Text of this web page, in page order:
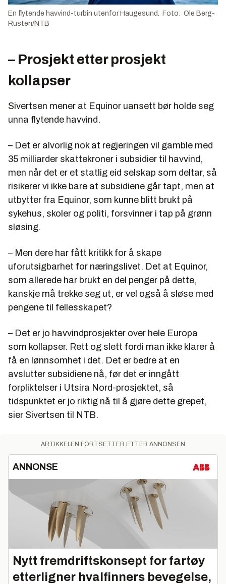
En flytende havvind-turbin utenfor Haugesund. Foto: Ole Berg-
Rusten/NTB
– Prosjekt etter prosjekt
kollapser
Sivertsen mener at Equinor uansett bør holde seg
unna flytende havvind.
– Det er alvorlig nok at regjeringen vil gamble med
35 milliarder skattekroner i subsidier til havvind,
men når det er et statlig eid selskap som deltar, så
risikerer vi ikke bare at subsidiene går tapt, men at
utbytter fra Equinor, som kunne blitt brukt på
sykehus, skoler og politi, forsvinner i tap på grønn
sløsing.
– Men dere har fått kritikk for å skape
uforutsigbarhet for næringslivet. Det at Equinor,
som allerede har brukt en del penger på dette,
kanskje må trekke seg ut, er vel også å sløse med
pengene til fellesskapet?
– Det er jo havvindprosjekter over hele Europa
som kollapser. Rett og slett fordi man ikke klarer å
få en lønnsomhet i det. Det er bedre at en
avslutter subsidiene nå, før det er inngått
forpliktelser i Utsira Nord-prosjektet, så
tidspunktet er jo riktig nå til å gjøre dette grepet,
sier Sivertsen til NTB.
ARTIKKELEN FORTSETTER ETTER ANNONSEN
ANNONSE
Nytt fremdriftskonsept for fartøy
etterligner hvalfinners bevegelse,